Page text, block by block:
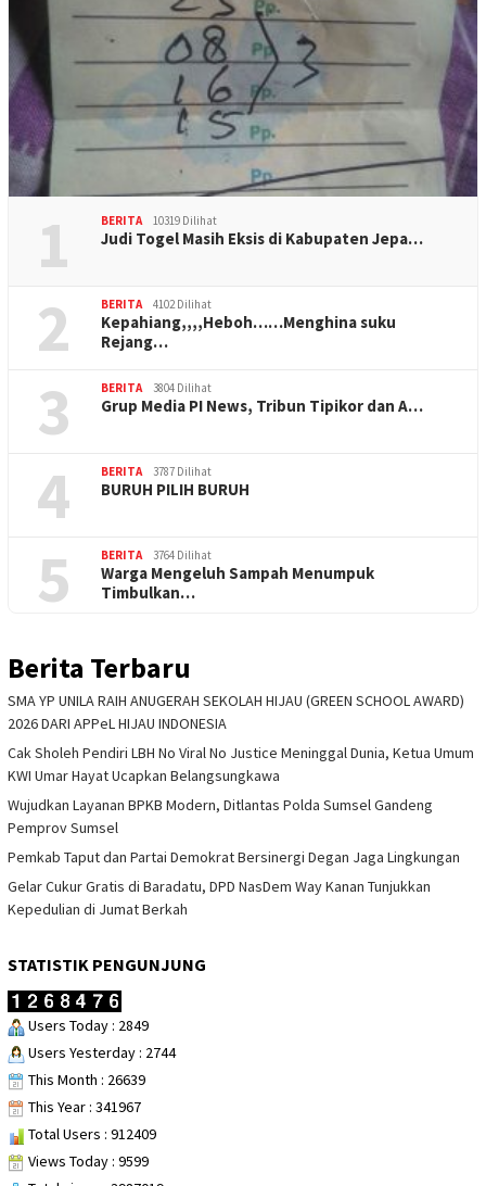
1 BERITA 10319 Dilihat
Judi Togel Masih Eksis di Kabupaten Jepa…
2 BERITA 4102 Dilihat
Kepahiang,,,,Heboh……Menghina suku
Rejang…
3 BERITA 3804 Dilihat
Grup Media PI News, Tribun Tipikor dan A…
4 BERITA 3787 Dilihat
BURUH PILIH BURUH
5 BERITA 3764 Dilihat
Warga Mengeluh Sampah Menumpuk
Timbulkan…
Berita Terbaru
SMA YP UNILA RAIH ANUGERAH SEKOLAH HIJAU (GREEN SCHOOL AWARD)
2026 DARI APPeL HIJAU INDONESIA
Cak Sholeh Pendiri LBH No Viral No Justice Meninggal Dunia, Ketua Umum
KWI Umar Hayat Ucapkan Belangsungkawa
Wujudkan Layanan BPKB Modern, Ditlantas Polda Sumsel Gandeng
Pemprov Sumsel
Pemkab Taput dan Partai Demokrat Bersinergi Degan Jaga Lingkungan
Gelar Cukur Gratis di Baradatu, DPD NasDem Way Kanan Tunjukkan
Kepedulian di Jumat Berkah
STATISTIK PENGUNJUNG
Users Today : 2849
Users Yesterday : 2744
This Month : 26639
This Year : 341967
Total Users : 912409
Views Today : 9599